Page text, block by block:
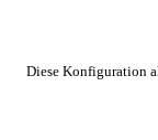
Diese Konfiguration